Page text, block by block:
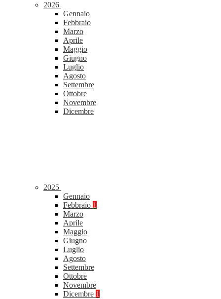
2026
Gennaio
Febbraio
Marzo
Aprile
Maggio
Giugno
Luglio
Agosto
Settembre
Ottobre
Novembre
Dicembre
2025
Gennaio
Febbraio 1
Marzo
Aprile
Maggio
Giugno
Luglio
Agosto
Settembre
Ottobre
Novembre
Dicembre 1